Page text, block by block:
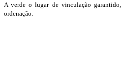
A verde o lugar de vinculação
ordenação.